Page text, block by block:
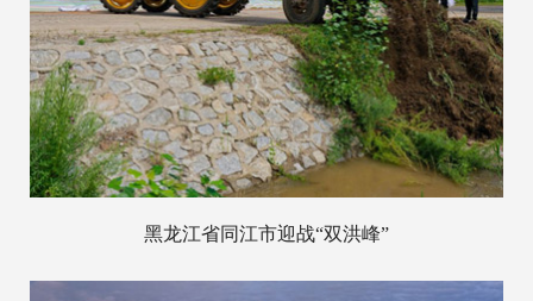
黑龙江省同江市迎战“双洪峰”